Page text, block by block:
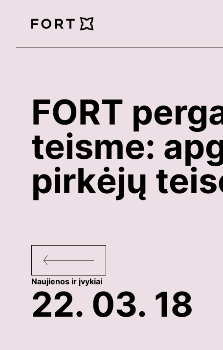
FortLegal
FORT
teisme:
pirkėjų
Naujienos ir įvykiai
22. 03. 18